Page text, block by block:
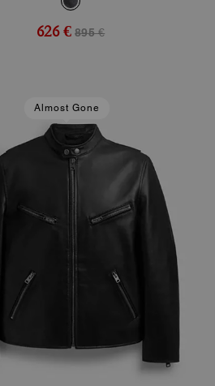
626 € 895 €
Almost Gone